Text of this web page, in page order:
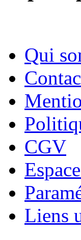
Qui
CGV
Liens